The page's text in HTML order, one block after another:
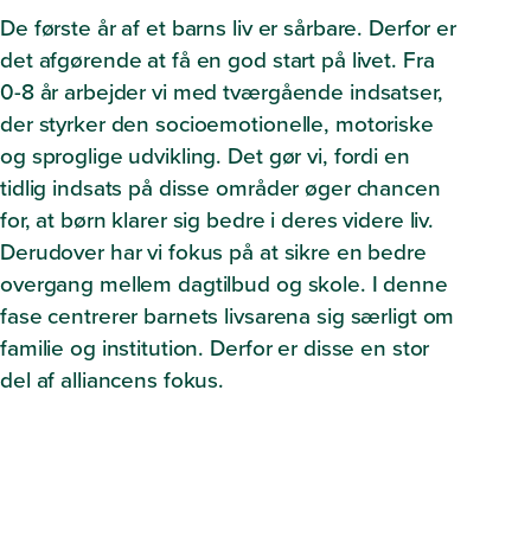
De første år af et barns liv er sårbare. Derfor er
det afgørende at få en god start på livet. Fra
0-8 år arbejder vi med tværgående indsatser,
der styrker den socioemotionelle, motoriske
og sproglige udvikling. Det gør vi, fordi en
tidlig indsats på disse områder øger chancen
for, at børn klarer sig bedre i deres videre liv.
Derudover har vi fokus på at sikre en bedre
overgang mellem dagtilbud og skole. I denne
fase centrerer barnets livsarena sig særligt om
familie og institution. Derfor er disse en stor
del af alliancens fokus.